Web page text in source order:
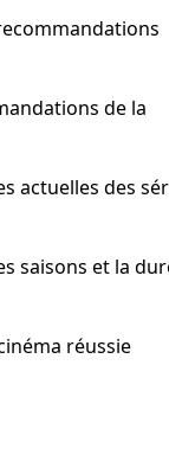
de la
actuelles des
saisons et la
réussie